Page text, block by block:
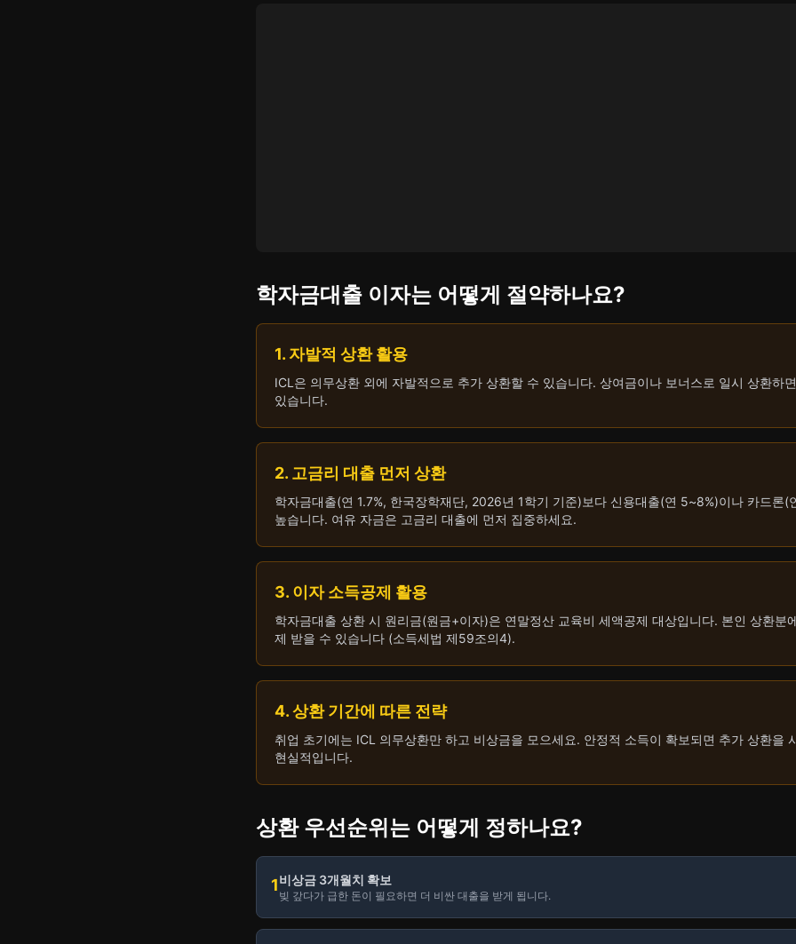
학자금대출 이자는 어떻게 절약하나요?
1. 자발적 상환 활용
ICL은 의무상환 외에 자발적으로 추가 상환할 수 있습니다. 상여금이나 보너스로 일시 상환하
있습니다.
2. 고금리 대출 먼저 상환
학자금대출(연 1.7%, 한국장학재단, 2026년 1학기 기준)보다 신용대출(연 5~8%)이나 카드론(
높습니다. 여유 자금은 고금리 대출에 먼저 집중하세요.
3. 이자 소득공제 활용
학자금대출 상환 시 원리금(원금+이자)은 연말정산 교육비 세액공제 대상입니다. 본인 상환분
제 받을 수 있습니다 (소득세법 제59조의4).
4. 상환 기간에 따른 전략
취업 초기에는 ICL 의무상환만 하고 비상금을 모으세요. 안정적 소득이 확보되면 추가 상환을
현실적입니다.
상환 우선순위는 어떻게 정하나요?
1비상금 3개월치 확보
빚 갚다가 급한 돈이 필요하면 더 비싼 대출을 받게 됩니다.